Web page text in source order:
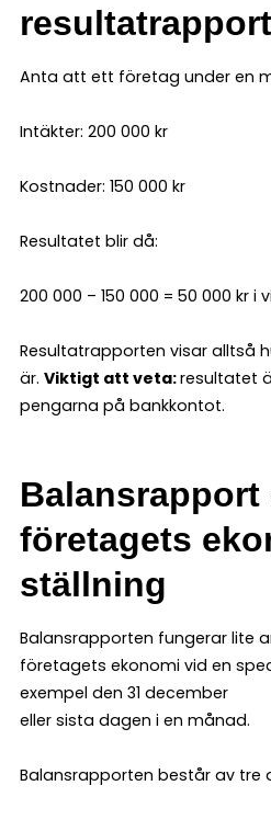
resultatrapport
Anta att ett företag under en
Intäkter: 200 000 kr
Kostnader: 150 000 kr
Resultatet blir då:
200 000 – 150 000 = 50 000 kr i
Resultatrapporten visar alltså
är. Viktigt att veta:resultatet
pengarna på bankkontot.
Balansrapport
företagets
ställning
Balansrapporten fungerar lite
företagets ekonomi vid en
exempel den 31 december
eller sista dagen i en månad.
Balansrapporten består av tre